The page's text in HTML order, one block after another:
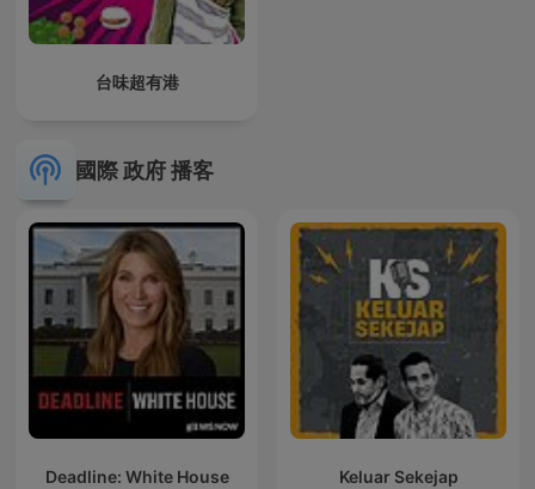
台味超有港
國際 政府 播客
Deadline: White House Keluar Sekejap